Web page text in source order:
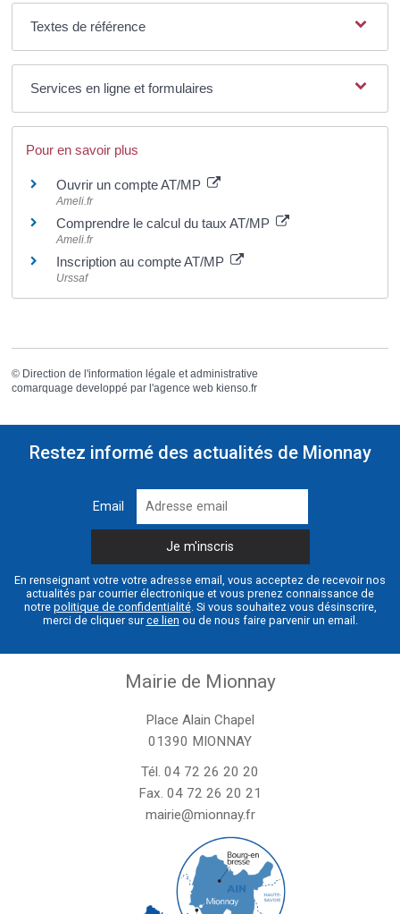
Textes de référence
Services en ligne et formulaires
Pour en savoir plus
Ouvrir un compte AT/MP
Ameli.fr
Comprendre le calcul du taux AT/MP
Ameli.fr
Inscription au compte AT/MP
Urssaf
© Direction de l'information légale et administrative
comarquage developpé par l'agence web kienso.fr
Restez informé des actualités de Mionnay
Email
En renseignant votre votre adresse email, vous acceptez de recevoir nos
actualités par courrier électronique et vous prenez connaissance de
notre politique de confidentialité. Si vous souhaitez vous désinscrire,
merci de cliquer surce lien ou de nous faire parvenir un email.
Mairie de Mionnay
Place Alain Chapel
01390 MIONNAY
Tél. 04 72 26 20 20
Fax. 04 72 26 20 21
mairie@mionnay.fr